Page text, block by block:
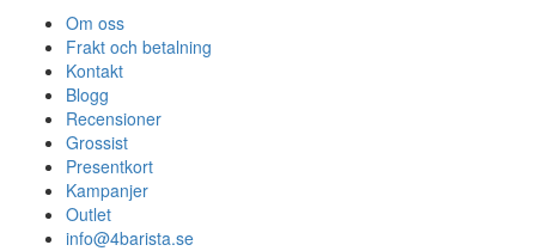
Om oss
Frakt och betalning
Kontakt
Blogg
Recensioner
Grossist
Presentkort
Kampanjer
Outlet
info@4barista.se